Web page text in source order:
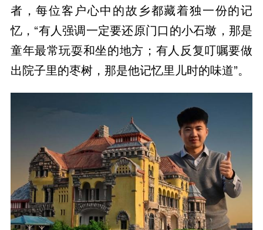
者，每位客户心中的故乡都藏着独一份的记
忆，“有人强调一定要还原门口的小石墩，那是
童年最常玩耍和坐的地方；有人反复叮嘱要做
出院子里的枣树，那是他记忆里儿时的味道”。